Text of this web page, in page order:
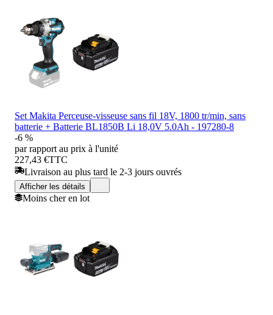
Set Makita Perceuse-visseuse sans fil 18V, 1800 tr/min, sans
batterie + Batterie BL1850B Li 18,0V 5.0Ah - 197280-8
-6 %
par rapport au prix à l'unité
227,43 €TTC
Livraison au plus tard le 2-3 jours ouvrés
Afficher les détails
Moins cher en lot